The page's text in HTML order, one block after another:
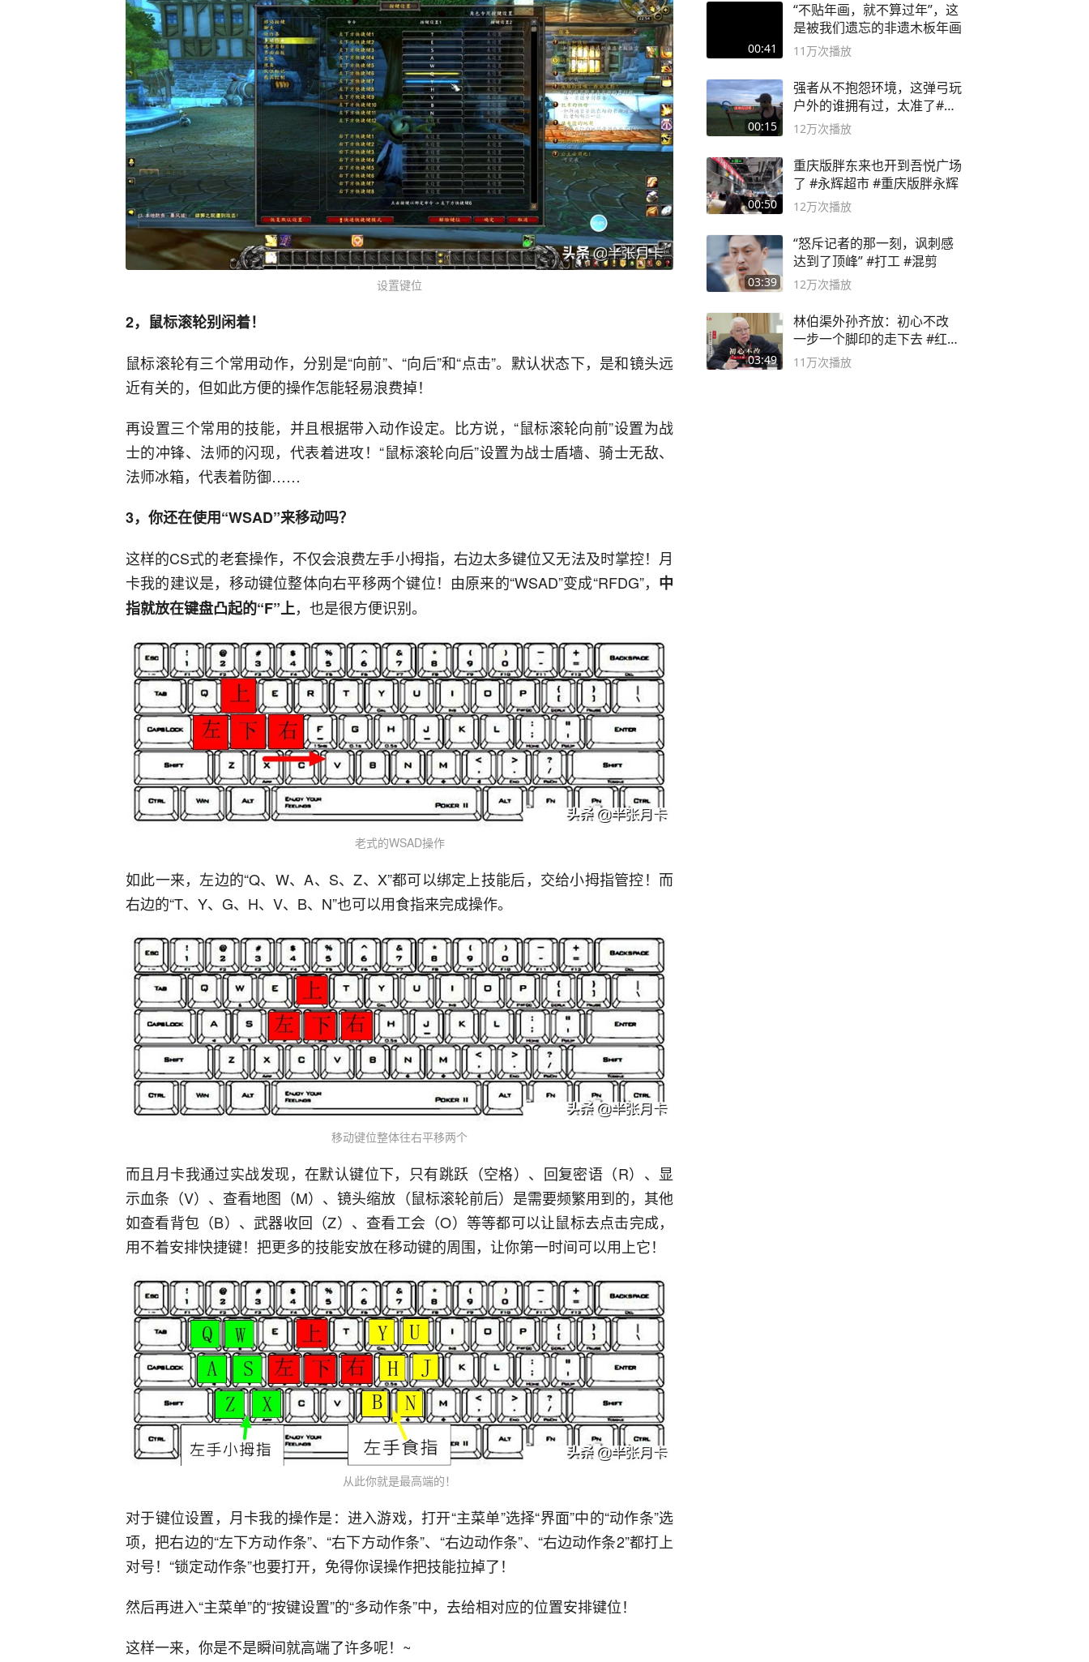
设置键位
2，鼠标滚轮别闲着！
鼠标滚轮有三个常用动作，分别是“向前”、“向后”和“点击”。默认状态下，是和镜头远
近有关的，但如此方便的操作怎能轻易浪费掉！
再设置三个常用的技能，并且根据带入动作设定。比方说，“鼠标滚轮向前”设置为战
士的冲锋、法师的闪现，代表着进攻！“鼠标滚轮向后”设置为战士盾墙、骑士无敌、
法师冰箱，代表着防御……
3，你还在使用“WSAD”来移动吗？
这样的CS式的老套操作，不仅会浪费左手小拇指，右边太多键位又无法及时掌控！月
卡我的建议是，移动键位整体向右平移两个键位！由原来的“WSAD”变成“RFDG”， 中
指就放在键盘凸起的“F”上，也是很方便识别。
老式的WSAD操作
如此一来，左边的“Q、W、A、S、Z、X”都可以绑定上技能后，交给小拇指管控！而
右边的“T、Y、G、H、V、B、N”也可以用食指来完成操作。
移动键位整体往右平移两个
而且月卡我通过实战发现，在默认键位下，只有跳跃（空格）、回复密语（R）、显
示血条（V）、查看地图（M）、镜头缩放（鼠标滚轮前后）是需要频繁用到的，其他
如查看背包（B）、武器收回（Z）、查看工会（O）等等都可以让鼠标去点击完成，
用不着安排快捷键！把更多的技能安放在移动键的周围，让你第一时间可以用上它！
从此你就是最高端的！
对于键位设置，月卡我的操作是：进入游戏，打开“主菜单”选择“界面”中的“动作条”选
项，把右边的“左下方动作条”、“右下方动作条”、“右边动作条”、“右边动作条2”都打上
对号！“锁定动作条”也要打开，免得你误操作把技能拉掉了！
然后再进入“主菜单”的“按键设置”的“多动作条”中，去给相对应的位置安排键位！
这样一来，你是不是瞬间就高端了许多呢！~
00:41
“不贴年画，就不算过年”，这
是被我们遗忘的非遗木板年画
11万次播放
00:15
强者从不抱怨环境，这弹弓玩
户外的谁拥有过，太准了#弹
弓#户外
12万次播放
00:50
重庆版胖东来也开到吾悦广场
了 #永辉超市 #重庆版胖永辉
12万次播放
03:39
“怒斥记者的那一刻，讽刺感
达到了顶峰” #打工 #混剪
12万次播放
03:49
林伯渠外孙齐放：初心不改
一步一个脚印的走下去 #红船
论坛
11万次播放